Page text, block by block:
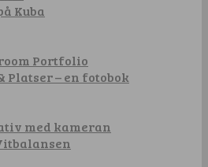
Kuba
Portfolio
Platser – en fotobok
med kameran